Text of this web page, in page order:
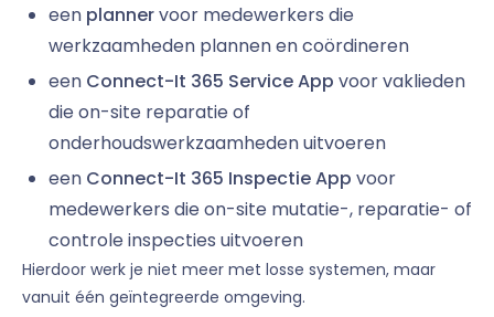
een plannervoor medewerkers die
werkzaamheden plannen en coördineren
een Connect-It 365 Service App voor vaklieden
die on-site reparatie of
onderhoudswerkzaamheden uitvoeren
een Connect-It 365 Inspectie App voor
medewerkers die on-site mutatie-, reparatie- of
controle inspecties uitvoeren
Hierdoor werk je niet meer met losse systemen, maar
vanuit één geïntegreerde omgeving.